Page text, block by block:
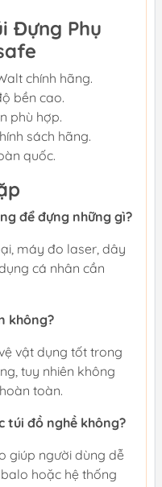
Đựng Phụ
chính hãng.
bền cao.
phù hợp.
sách hãng.
quốc.
để đựng những gì?
máy đo laser, dây
cá nhân cần
không?
vật dụng tốt trong
tuy nhiên không
toàn.
túi đồ nghề không?
giúp người dùng dễ
hoặc hệ thống